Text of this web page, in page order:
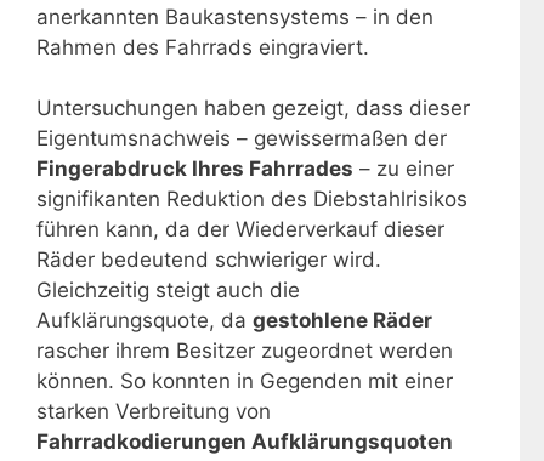
anerkannten Baukastensystems – in den
Rahmen des Fahrrads eingraviert.
Untersuchungen haben gezeigt, dass dieser
Eigentumsnachweis – gewissermaßen der
Fingerabdruck Ihres Fahrrades – zu einer
signifikanten Reduktion des Diebstahlrisikos
führen kann, da der Wiederverkauf dieser
Räder bedeutend schwieriger wird.
Gleichzeitig steigt auch die
Aufklärungsquote, da gestohlene Räder
rascher ihrem Besitzer zugeordnet werden
können. So konnten in Gegenden mit einer
starken Verbreitung von
Fahrradkodierungen Aufklärungsquoten